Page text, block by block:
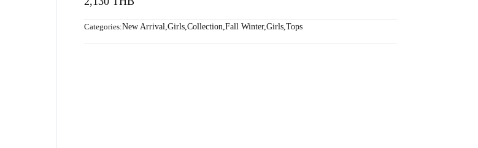
Categories:New Arrival,Girls,Collection,Fall Winter,Girls,Tops